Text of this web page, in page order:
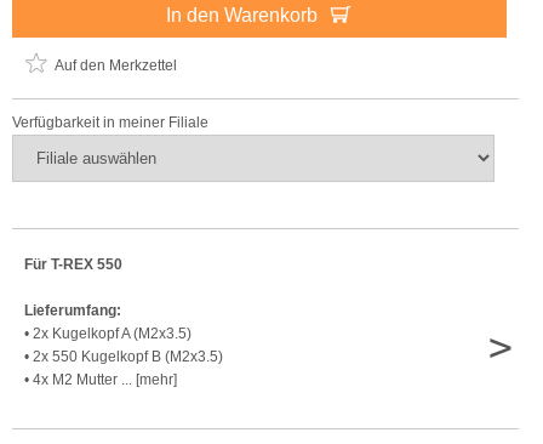
In den Warenkorb
Auf den Merkzettel
Verfügbarkeit in meiner Filiale
Für T-REX 550
Lieferumfang:
• 2x Kugelkopf A (M2x3.5)
• 2x 550 Kugelkopf B (M2x3.5)
• 4x M2 Mutter ... [mehr]
>